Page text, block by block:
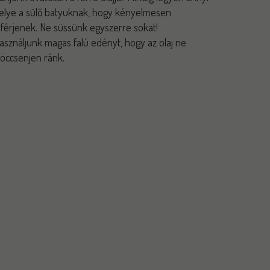
a sülő batyuknak, hogy kényelmesen
Ne süssünk egyszerre sokat!
magas falú edényt, hogy az olaj ne
ránk.